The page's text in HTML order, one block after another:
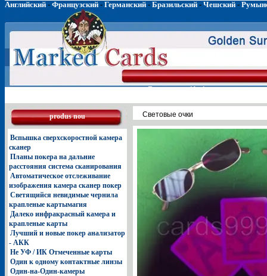
Английский- Французский- Германский- Бразильский- Чешский-
Главная Инфракрасные
produs nou
Вспышка сверхскоростной камера
сканер
Планы покера на дальние
расстояния система сканирования
Автоматическое отслеживание
изображения камера сканер покер
Светящийся невидимые чернила
крапленые картымагия
Далеко инфракрасный камера и
крапленые карты
Лучший и новые покер анализатор
- АКК
Не УФ / ИК Отмеченные карты
Один к одному контактные линзы
Один-на-Один-камеры
Световые очки